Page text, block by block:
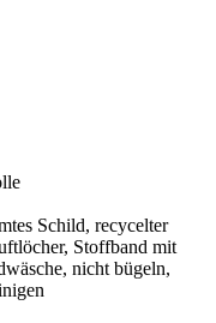
Schild, recycelter
Stoffband mit
nicht bügeln,